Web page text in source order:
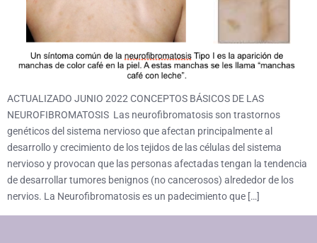
ACTUALIZADO JUNIO 2022 CONCEPTOS BÁSICOS DE LAS
NEUROFIBROMATOSIS Las neurofibromatosis son trastornos
genéticos del sistema nervioso que afectan principalmente al
desarrollo y crecimiento de los tejidos de las células del sistema
nervioso y provocan que las personas afectadas tengan la tendencia
de desarrollar tumores benignos (no cancerosos) alrededor de los
nervios. La Neurofibromatosis es un padecimiento que […]